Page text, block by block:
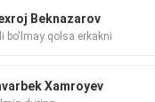
Beknazarov
bo'lmay qolsa erkakni
Xamroyev